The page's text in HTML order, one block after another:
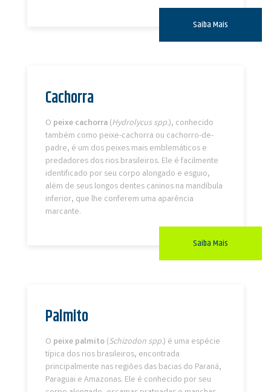
Saiba Mais
Cachorra
O peixe cachorra (Hydrolycus spp.), conhecido
também como peixe-cachorra ou cachorro-de-
padre, é um dos peixes mais emblemáticos e
predadores dos rios brasileiros. Ele é facilmente
identificado por seu corpo alongado e esguio,
além de seus longos dentes caninos na mandíbula
inferior, que lhe conferem uma aparência
marcante.
Saiba Mais
Palmito
O peixe palmito (Schizodon spp.) é uma espécie
típica dos rios brasileiros, encontrada
principalmente nas regiões das bacias do Paraná,
Paraguai e Amazonas. Ele é conhecido por seu